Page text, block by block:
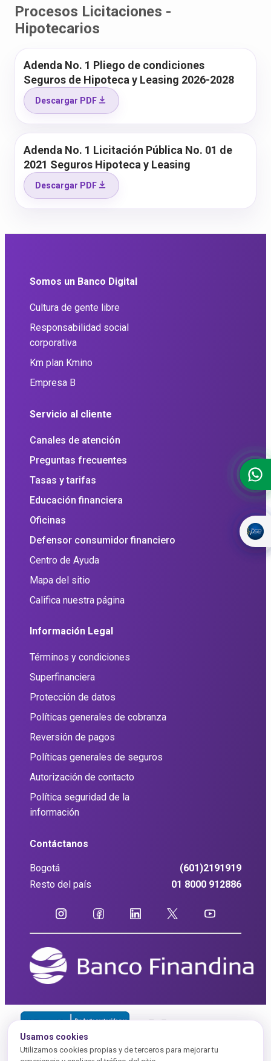
Procesos Licitaciones -
Hipotecarios
Adenda No. 1 Pliego de condiciones
Seguros de Hipoteca y Leasing 2026-2028
Descargar PDF
Adenda No. 1 Licitación Pública No. 01 de
2021 Seguros Hipoteca y Leasing
Descargar PDF
Somos un Banco Digital
Cultura de gente libre
Responsabilidad social
corporativa
Km plan Kmino
Empresa B
Servicio al cliente
Canales de atención
Preguntas frecuentes
Tasas y tarifas
Educación financiera
Oficinas
Defensor consumidor financiero
Centro de Ayuda
Mapa del sitio
Califica nuestra página
Información Legal
Términos y condiciones
Superfinanciera
Protección de datos
Políticas generales de cobranza
Reversión de pagos
Políticas generales de seguros
Autorización de contacto
Política seguridad de la
información
Contáctanos
Bogotá
(601)2191919
Resto del país
01 8000 912886
Usamos cookies
Utilizamos cookies propias y de terceros para mejorar tu